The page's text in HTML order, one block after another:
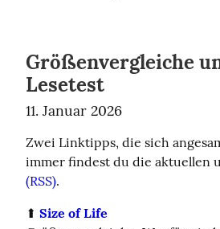
Größenvergleiche
Lesetest
11. Januar 2026
Zwei Linktipps, die sich
immer findest du die aktuellen
(RSS).
⬆️ Size of Life